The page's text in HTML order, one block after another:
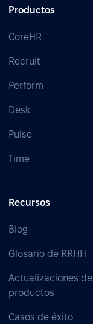
Productos
CoreHR
Recruit
Perform
Desk
Pulse
Time
Recursos
Blog
Glosario de RRHH
Actualizaciones de
productos
Casos de éxito